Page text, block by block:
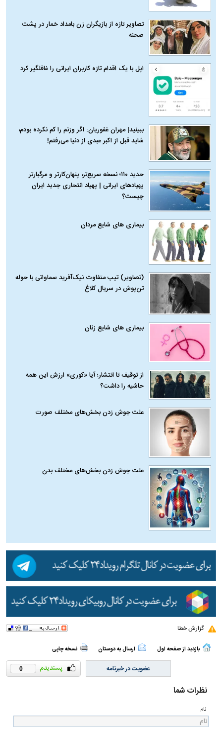
تصاویر تازه از بازیگران زن بامداد خمار در پشت
صحنه
اپل با یک اقدام تازه کاربران ایرانی را غافلگیر کرد
ببینید| مهران غفوریان: اگر وزنم را کم نکرده بودم،
شاید قبل از اکبر عبدی از دنیا می‌رفتم!
حدید ۱۱۰؛ نسخه سریع‌تر، پنهان‌کارتر و مرگبارتر
پهپادهای ایرانی | پهپاد انتحاری جدید ایران
چیست؟
بیماری‌ های شایع مردان
(تصاویر) تیپ متفاوت نیک‌آفرید سماواتی با حوله
تن‌پوش در سریال کلاغ
بیماری‌ های شایع زنان
از توقیف تا انتشار؛ آیا «کوری» ارزش این همه
حاشیه را داشت؟
علت جوش زدن بخش‌های مختلف صورت
علت جوش زدن بخش‌های مختلف بدن
گزارش خطا
بازدید از صفحه اول ارسال به دوستان نسخه چاپی
0 عضویت در خبرنامه
نظرات شما
نام